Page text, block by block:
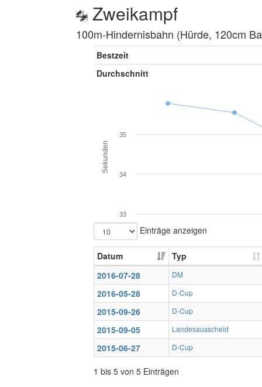
Zweikampf
100m-Hindernisbahn (Hürde, 120cm
Bestzeit
Durchschnitt
Sekunden
33
34
35
Einträge anzeigen
Datum
Typ
2016-07-28
DM
2016-05-28 D-Cup
2015-09-26 D-Cup
2015-09-05 Landesausscheid
2015-06-27 D-Cup
1 bis 5 von 5 Einträgen